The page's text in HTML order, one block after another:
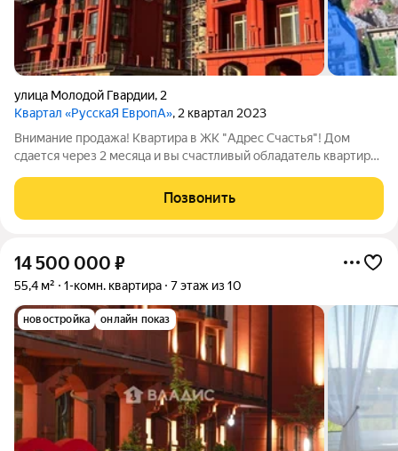
улица Молодой Гвардии, 2
Квартал «РусскаЯ ЕвропА», 2 квартал 2023
Внимание продажа! Квартира в ЖК "Адрес Счастья"! Дом
сдается через 2 месяца и вы счастливый обладатель квартиры
мелочей. Евродвушка с просторной кухней-гостиной, которая
легко зонируется в
Позвонить
14 500 000 ₽
55,4 м² 1-комн. квартира 7 этаж из 10
новостройка онлайн показ